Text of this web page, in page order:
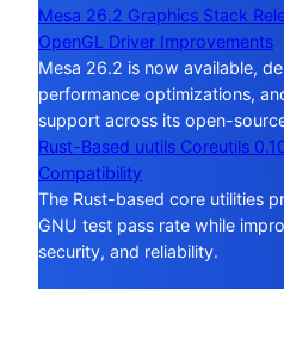
Mesa 26.2 Graphics Stack
OpenGL Driver Improvements
Mesa 26.2 is now available,
performance optimizations,
support across its open-
Rust-Based uutils Coreutils
Compatibility
The Rust-based core utilities
GNU test pass rate while
security, and reliability.